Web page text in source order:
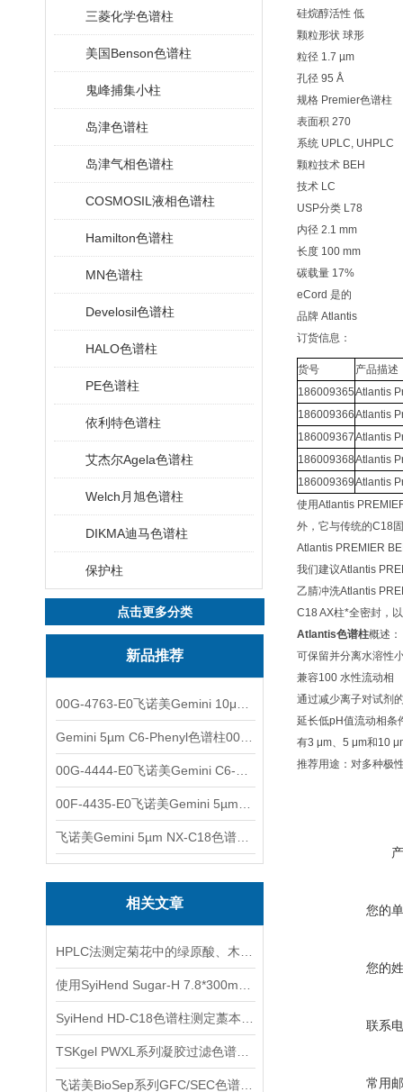
三菱化学色谱柱
美国Benson色谱柱
鬼峰捕集小柱
岛津色谱柱
岛津气相色谱柱
COSMOSIL液相色谱柱
Hamilton色谱柱
MN色谱柱
Develosil色谱柱
HALO色谱柱
PE色谱柱
依利特色谱柱
艾杰尔Agela色谱柱
Welch月旭色谱柱
DIKMA迪马色谱柱
保护柱
点击更多分类
新品推荐
相关文章
硅烷醇活性 低
颗粒形状 球形
粒径 1.7 µm
孔径 95 Å
规格 Premier色谱柱
表面积 270
系统 UPLC, UHPLC
颗粒技术 BEH
技术 LC
USP分类 L78
内径 2.1 mm
长度 100 mm
碳载量 17%
eCord 是的
品牌 Atlantis
订货信息：
货号
产品描述
186009365Atlantis
186009366Atlantis
186009367Atlantis
186009368Atlantis
186009369Atlantis
使用Atlantis
外，它与传统的C18
Atlantis PREMIER
我们建议Atlantis
乙腈冲洗Atlantis
C18 AX柱*全密封，
Atlantis色谱柱概述：
可保留并分离水溶性
兼容100 水性流动相
通过减少离子对试剂
延长低pH值流动相条
有3 μm、5 μm和10
推荐用途：对多种极
您的
您的
联系
常用